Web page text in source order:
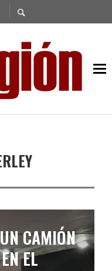
CAMIÓN
EL